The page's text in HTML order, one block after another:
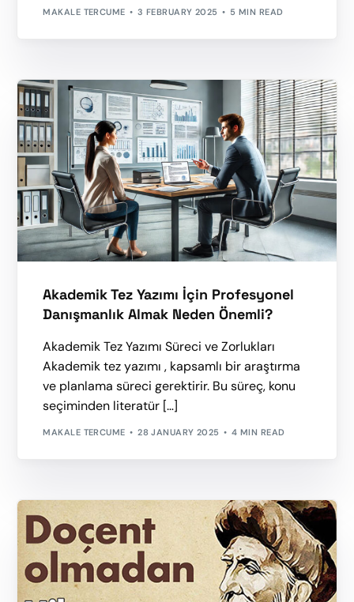
MAKALE TERCUME 3 FEBRUARY 2025 5 MIN READ
Akademik Tez Yazımı İçin Profesyonel
Danışmanlık Almak Neden Önemli?
Akademik Tez Yazımı Süreci ve Zorlukları
Akademik tez yazımı , kapsamlı bir araştırma
ve planlama süreci gerektirir. Bu süreç, konu
seçiminden literatür […]
MAKALE TERCUME 28 JANUARY 2025 4 MIN READ